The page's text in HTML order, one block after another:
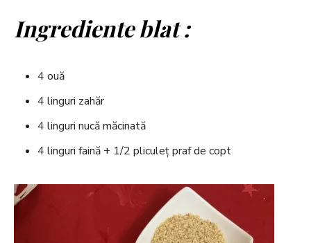
Ingrediente blat :
4 ouă
4 linguri zahăr
4 linguri nucă măcinată
4 linguri faină + 1/2 pliculeț praf de copt